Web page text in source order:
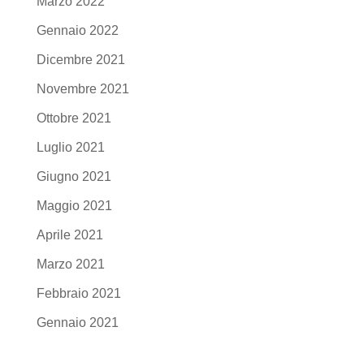
Gennaio 2022
Dicembre 2021
Novembre 2021
Ottobre 2021
Luglio 2021
Giugno 2021
Maggio 2021
Aprile 2021
Marzo 2021
Febbraio 2021
Gennaio 2021